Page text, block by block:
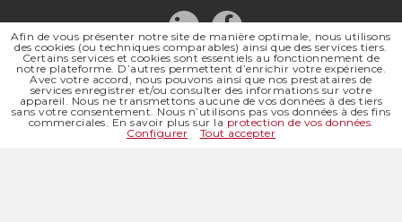
SSR SUISSE ROMANDE
SOCIÉTÉ RÉGIONALE DE
Afin de vous présenter notre site de manière optimale, nous utilisons
des cookies (ou techniques comparables) ainsi que des services tiers.
Certains services et cookies sont essentiels au fonctionnement de
notre plateforme. D’autres permettent d’enrichir votre expérience.
Avec votre accord, nous pouvons ainsi que nos prestataires de
services enregistrer et/ou consulter des informations sur votre
appareil. Nous ne transmettons aucune de vos données à des tiers
sans votre consentement. Nous n’utilisons pas vos données à des fins
commerciales. En savoir plus sur la protection de vos données.
Configurer
Tout accepter